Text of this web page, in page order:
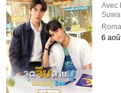
Avec
6